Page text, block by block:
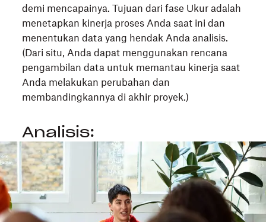
demi mencapainya. Tujuan dari fase Ukur adalah
menetapkan kinerja proses Anda saat ini dan
menentukan data yang hendak Anda analisis.
(Dari situ, Anda dapat menggunakan rencana
pengambilan data untuk memantau kinerja saat
Anda melakukan perubahan dan
membandingkannya di akhir proyek.)
Analisis: